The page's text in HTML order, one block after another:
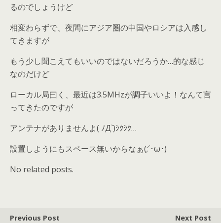
るのでしょうけど
相変わらずで、夜間にアジア圏の中国やロシアは入感し
てきますが
もう少し聞こえてもいいのではないだろうか…的な感じ
なのだけど
ローカル局曰く、最近は3.5MHzが調子いいよ！なんて言
ってきたのですが
アンテナがありませんよ( ﾉД`)ｼｸｼｸ…
設置しようにもスペース無いからなぁ(;´･ω･)
No related posts.
Previous Post
Next Post